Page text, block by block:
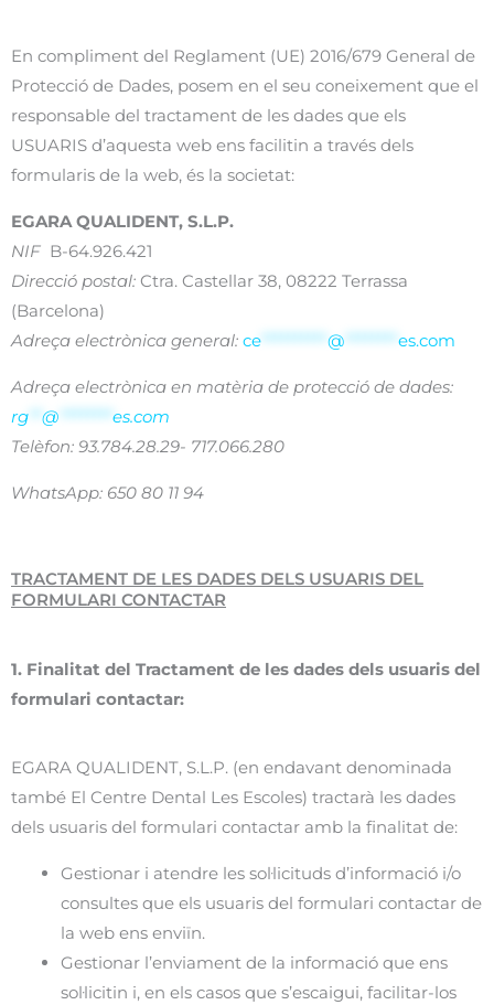
En compliment del Reglament (UE) 2016/679 General de
Protecció de Dades, posem en el seu coneixement que el
responsable del tractament de les dades que els
USUARIS d’aquesta web ens facilitin a través dels
formularis de la web, és la societat:
EGARA QUALIDENT, S.L.P.
NIF B-64.926.421
Direcció postal: Ctra. Castellar 38, 08222 Terrassa
(Barcelona)
Adreça electrònica general: ce ********** @ ******** es.com
Adreça electrònica en matèria de protecció de dades:
rg
@ ******** es.com
Telèfon: 93.784.28.29- 717.066.280
WhatsApp: 650 80 11 94
TRACTAMENT DE LES DADES DELS USUARIS DEL
FORMULARI CONTACTAR
1. Finalitat del Tractament de les dades dels usuaris del
formulari contactar:
EGARA QUALIDENT, S.L.P. (en endavant denominada
també El Centre Dental Les Escoles) tractarà les dades
dels usuaris del formulari contactar amb la finalitat de:
Gestionar i atendre les sol·licituds d’informació i/o
consultes que els usuaris del formulari contactar de
la web ens enviïn.
Gestionar l’enviament de la informació que ens
sol·licitin i, en els casos que s’escaigui, facilitar-los